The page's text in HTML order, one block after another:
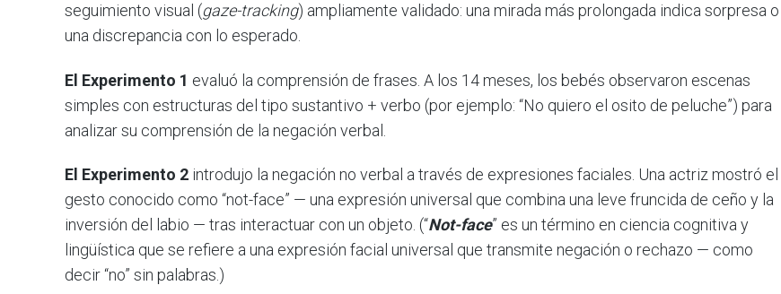
seguimiento visual (gaze-tracking) ampliamente validado: una mirada más prolongada indica sorpresa o
una discrepancia con lo esperado.
El Experimento 1 evaluó la comprensión de frases. A los 14 meses, los bebés observaron escenas
simples con estructuras del tipo sustantivo + verbo (por ejemplo: “No quiero el osito de peluche”) para
analizar su comprensión de la negación verbal.
El Experimento 2 introdujo la negación no verbal a través de expresiones faciales. Una actriz mostró el
gesto conocido como “not-face” — una expresión universal que combina una leve fruncida de ceño y la
inversión del labio — tras interactuar con un objeto. (“Not-face” es un término en ciencia cognitiva y
lingüística que se refiere a una expresión facial universal que transmite negación o rechazo — como
decir “no” sin palabras.)